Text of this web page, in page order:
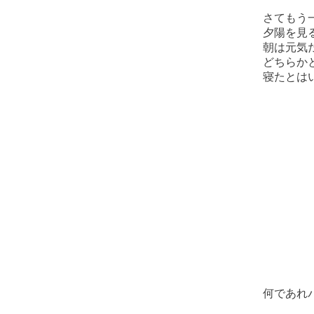
さてもう
夕陽を見
朝は元気
どちらか
寝たとは
何であれ